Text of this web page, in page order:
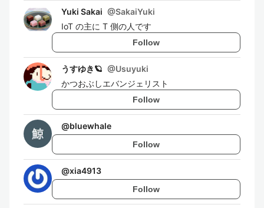
Yuki Sakai @SakaiYuki
IoT の主に T 側の人です
Follow
うすゆき🪐 @Usuyuki
かつおぶしエバンジェリスト
Follow
@bluewhale
Follow
@xia4913
Follow